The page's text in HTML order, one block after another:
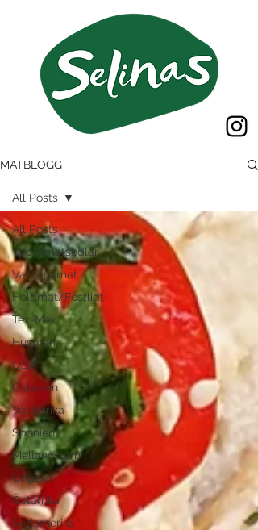
MATBLOGG
All Posts
Veckomatsedlar
Vardagsmat
Helgmat/Festligt
Tex-Mex
Husman
USA
Östasien
Västafrika
Spanien
Mellanöstern
Ungern
Östafrika
Sydamerika
All Posts